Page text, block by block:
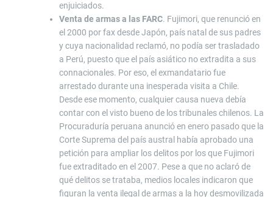
enjuiciados.
Venta de armas a las FARC. Fujimori, que renunció en
el 2000 por fax desde Japón, país natal de sus padres
y cuya nacionalidad reclamó, no podía ser trasladado
a Perú, puesto que el país asiático no extradita a sus
connacionales. Por eso, el exmandatario fue
arrestado durante una inesperada visita a Chile.
Desde ese momento, cualquier causa nueva debía
contar con el visto bueno de los tribunales chilenos. La
Procuraduría peruana anunció en enero pasado que la
Corte Suprema del país austral había aprobado una
petición para ampliar los delitos por los que Fujimori
fue extraditado en el 2007. Pese a que no aclaró de
qué delitos se trataba, medios locales indicaron que
figuran la venta ilegal de armas a la hoy desmovilizada